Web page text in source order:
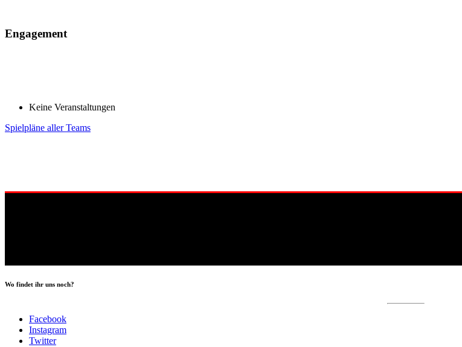
Engagement
Keine Veranstaltungen
Spielpläne aller Teams
Wo findet ihr uns noch?
Facebook
Instagram
Twitter